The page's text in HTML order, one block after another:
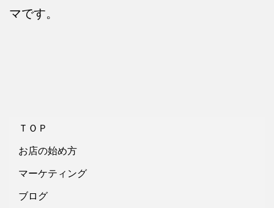
マです。
ＴＯＰ
お店の始め方
マーケティング
ブログ